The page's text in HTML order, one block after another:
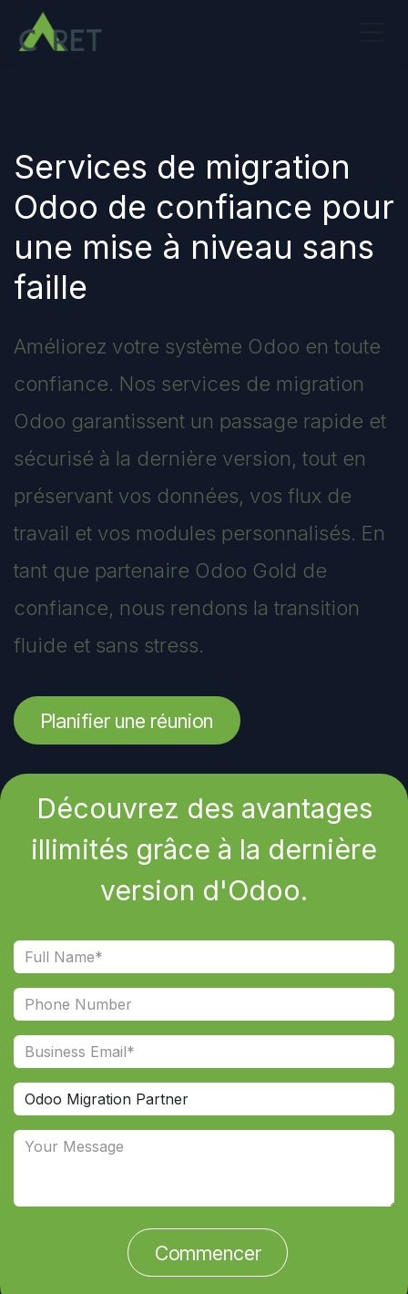
Se rendre au contenu
Services de migration
Odoo de confiance pour
une mise à niveau sans
faille
Améliorez votre système Odoo en toute
confiance. Nos services de migration
Odoo garantissent un passage rapide et
sécurisé à la dernière version, tout en
préservant vos données, vos flux de
travail et vos modules personnalisés. En
tant que partenaire Odoo Gold de
confiance, nous rendons la transition
fluide et sans stress.
Planifier une réunion
Découvrez des avantages
illimités grâce à la dernière
version d'Odoo.
Commencer